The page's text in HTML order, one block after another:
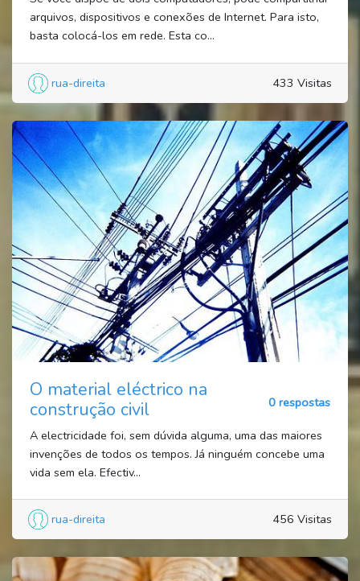
arquivos, dispositivos e conexões de Internet. Para isto,
basta colocá-los em rede. Esta co...
rua-direita 433 Visitas
O material eléctrico na
construção civil
0 respostas
A electricidade foi, sem dúvida alguma, uma das maiores
invenções de todos os tempos. Já ninguém concebe uma
vida sem ela. Efectiv...
rua-direita 456 Visitas